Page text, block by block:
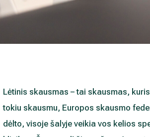
Lėtinis skausmas – tai skausmas,
tokiu skausmu, Europos skausmo
dėlto, visoje šalyje veikia vos kelios